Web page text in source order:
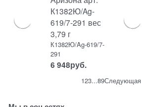
К1382Ю/Ag-
619/7-291 вес
3,79 г
К1382Ю/Ag-619/7-
291
6 948руб.
123...89Следующая